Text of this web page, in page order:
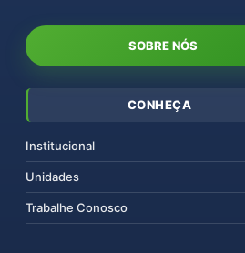
SOBRE NÓS
CONHEÇA
Institucional
Unidades
Trabalhe Conosco